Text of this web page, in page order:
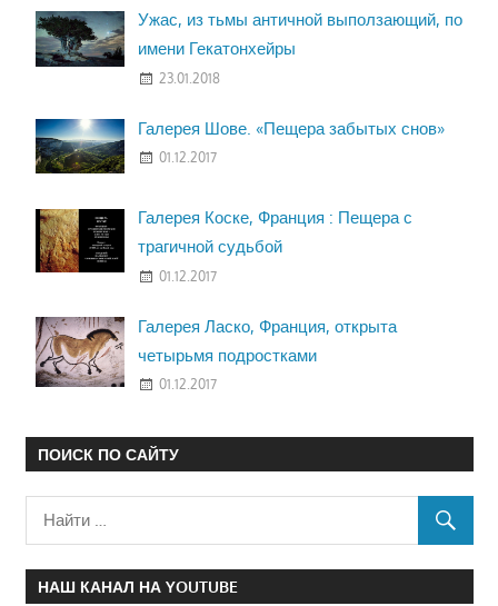
Ужас, из тьмы античной выползающий, по
имени Гекатонхейры
23.01.2018
Галерея Шове. «Пещера забытых снов»
01.12.2017
Галерея Коске, Франция : Пещера с
трагичной судьбой
01.12.2017
Галерея Ласко, Франция, открыта
четырьмя подростками
01.12.2017
ПОИСК ПО САЙТУ
НАШ КАНАЛ НА YOUTUBE